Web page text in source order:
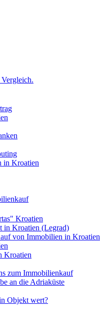
in Kroatien
Kroatien
in Kroatien (Legrad)
von Immobilien in Kroatien
Kroatien
zum Immobilienkauf
an die Adriaküste
Objekt wert?